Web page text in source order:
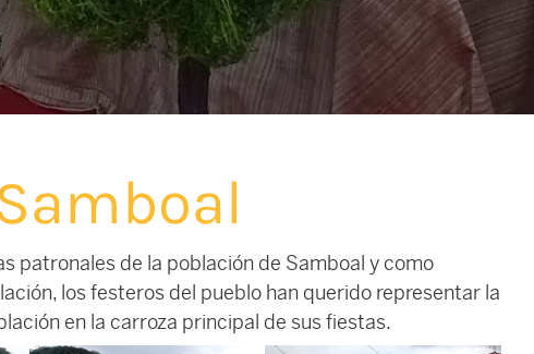
patronales de la población de Samboal y como
los festeros del pueblo han querido representar la
en la carroza principal de sus fiestas.